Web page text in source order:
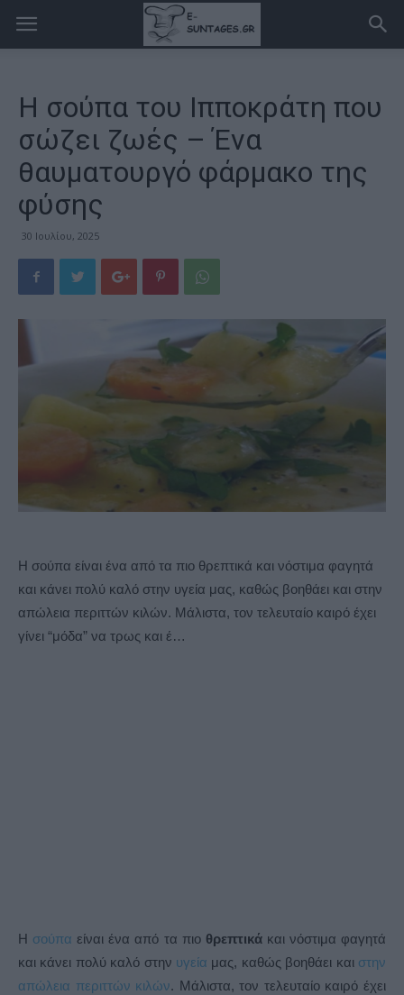
Η σούπα του Ιπποκράτη που
σώζει ζωές – Ένα
θαυματουργό φάρμακο της
φύσης
30 Ιουλίου, 2025
Η σούπα είναι ένα από τα πιο θρεπτικά και νόστιμα φαγητά
και κάνει πολύ καλό στην υγεία μας, καθώς βοηθάει και στην
απώλεια περιττών κιλών. Μάλιστα, τον τελευταίο καιρό έχει
γίνει “μόδα” να τρως και έ…
Η σούπα είναι ένα από τα πιο θρεπτικάκαι νόστιμα φαγητά
και κάνει πολύ καλό στην υγεία μας, καθώς βοηθάει και στην
απώλεια περιττών κιλών. Μάλιστα, τον τελευταίο καιρό έχει